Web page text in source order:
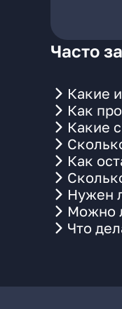
Часто
Какие
Как
Какие
Как
Нужен
Можно
Что